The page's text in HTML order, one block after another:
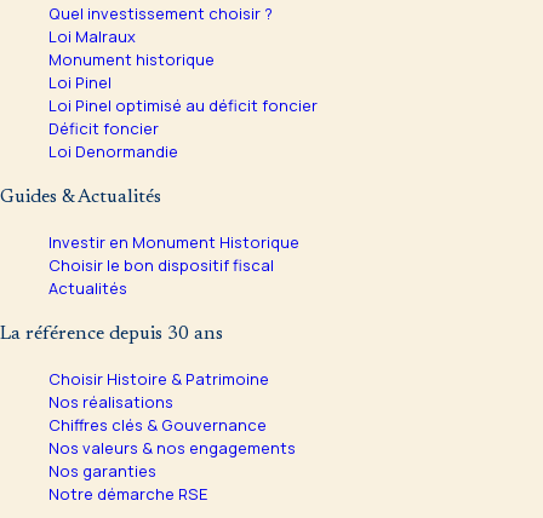
Quel investissement choisir ?
Loi Malraux
Monument historique
Loi Pinel
Loi Pinel optimisé au déficit foncier
Déficit foncier
Loi Denormandie
Guides & Actualités
Investir en Monument Historique
Choisir le bon dispositif fiscal
Actualités
La référence depuis 30 ans
Choisir Histoire & Patrimoine
Nos réalisations
Chiffres clés & Gouvernance
Nos valeurs & nos engagements
Nos garanties
Notre démarche RSE